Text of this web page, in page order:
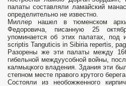
палаты составляли ламайский
определительно не известно.
Миллер нашел в тюменском
Федоровича, писанную 25
упоминается об этих палатах, под
scriptis Tanguticis in Sibiria repertis,
Разорены же эти палаты между
гибельной междуусобной войны,
калмыцкого владения. Здания эти
степном месте правого крутого
Состояли из необожженного